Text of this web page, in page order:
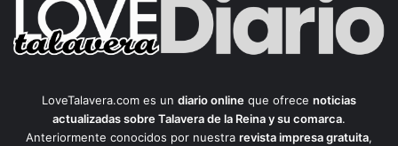
LoveTalavera.com es un diario online que ofrece noticias
actualizadas sobre Talavera de la Reina y su comarca.
Anteriormente conocidos por nuestra revista impresa gratuita,